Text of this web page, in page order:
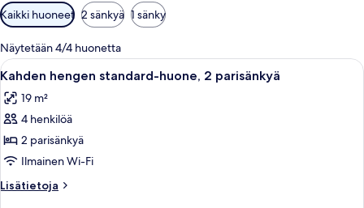
Huoneille
saatavilla
olevia
suodattimia
Kaikki huoneet 2 sänkyä 1 sänky
Näytetään 4/4 huonetta
Avaa
kaikki
huonetyypin
Kahden
hengen
standard-
huone,
2
Hotellihuone, jossa on kaksi sänkyä,
8
Kahden hengen standard-huone, 2 parisänkyä
19 m²
4 henkilöä
2 parisänkyä
Ilmainen Wi-Fi
Lisätietoja
Lisätietoja